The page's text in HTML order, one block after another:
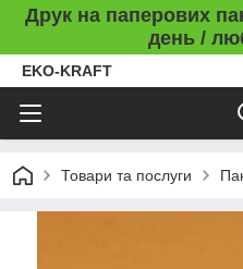
Друк на паперових
день /
EKO-KRAFT
Товари та послуги